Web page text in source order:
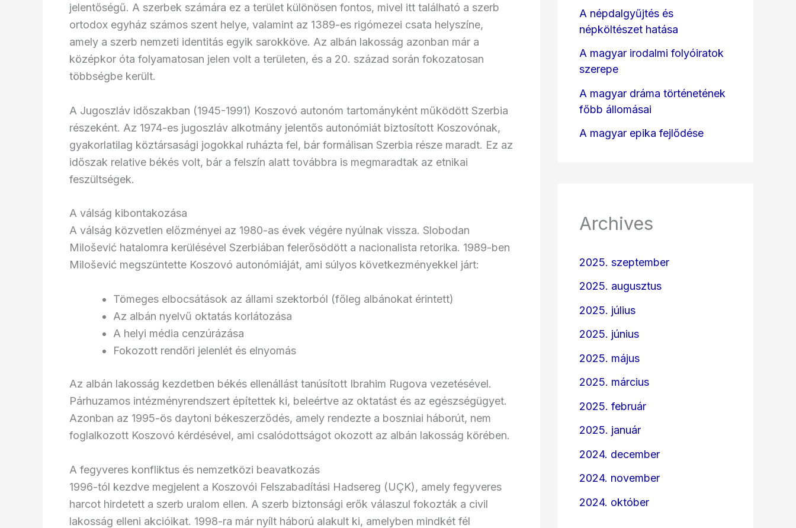
jelentőségű. A szerbek számára ez a terület különösen fontos, mivel itt található a szerb
ortodox egyház számos szent helye, valamint az 1389-es rigómezei csata helyszíne,
amely a szerb nemzeti identitás egyik sarokköve. Az albán lakosság azonban már a
középkor óta folyamatosan jelen volt a területen, és a 20. század során fokozatosan
többségbe került.
A Jugoszláv időszakban (1945-1991) Koszovó autonóm tartományként működött Szerbia
részeként. Az 1974-es jugoszláv alkotmány jelentős autonómiát biztosított Koszovónak,
gyakorlatilag köztársasági jogokkal ruházta fel, bár formálisan Szerbia része maradt. Ez az
időszak relative békés volt, bár a felszín alatt továbbra is megmaradtak az etnikai
feszültségek.
A válság kibontakozása
A válság közvetlen előzményei az 1980-as évek végére nyúlnak vissza. Slobodan
Milošević hatalomra kerülésével Szerbiában felerősödött a nacionalista retorika. 1989-ben
Milošević megszüntette Koszovó autonómiáját, ami súlyos következményekkel járt:
Tömeges elbocsátások az állami szektorból (főleg albánokat érintett)
Az albán nyelvű oktatás korlátozása
A helyi média cenzúrázása
Fokozott rendőri jelenlét és elnyomás
Az albán lakosság kezdetben békés ellenállást tanúsított Ibrahim Rugova vezetésével.
Párhuzamos intézményrendszert építettek ki, beleértve az oktatást és az egészségügyet.
Azonban az 1995-ös daytoni békeszerződés, amely rendezte a boszniai háborút, nem
foglalkozott Koszovó kérdésével, ami csalódottságot okozott az albán lakosság körében.
A fegyveres konfliktus és nemzetközi beavatkozás
1996-tól kezdve megjelent a Koszovói Felszabadítási Hadsereg (UÇK), amely fegyveres
harcot hirdetett a szerb uralom ellen. A szerb biztonsági erők válaszul fokozták a civil
lakosság elleni akcióikat. 1998-ra már nyílt háború alakult ki, amelyben mindkét fél
A népdalgyűjtés és
népköltészet hatása
A magyar irodalmi folyóiratok
szerepe
A magyar dráma történetének
főbb állomásai
A magyar epika fejlődése
Archives
2025. szeptember
2025. augusztus
2025. július
2025. június
2025. május
2025. március
2025. február
2025. január
2024. december
2024. november
2024. október